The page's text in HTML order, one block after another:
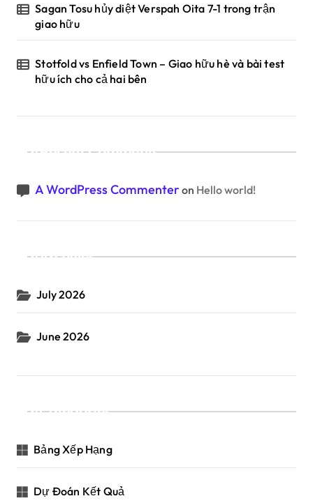
Sagan Tosu hủy diệt Verspah Oita 7-1 trong trận
giao hữu
Stotfold vs Enfield Town – Giao hữu hè và bài test
hữu ích cho cả hai bên
Recent Comments
A WordPress Commenteron Hello world!
Archives
July 2026
June 2026
Categories
Bảng Xếp Hạng
Dự Đoán Kết Quả